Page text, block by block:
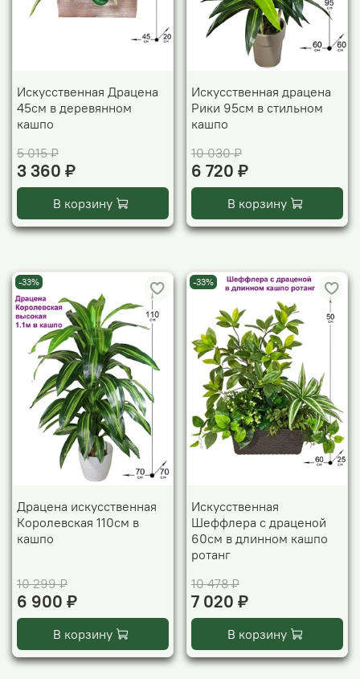
Искусственная Драцена
45см в деревянном
кашпо
5 015 ₽
3 360 ₽
В корзину
Искусственная драцена
Рики 95см в стильном
кашпо
10 030 ₽
6 720 ₽
В корзину
-33%
Драцена искусственная
Королевская 110см в
кашпо
10 299 ₽
6 900 ₽
В корзину
-33%
Искусственная
Шеффлера с драценой
60см в длинном кашпо
ротанг
10 478 ₽
7 020 ₽
В корзину